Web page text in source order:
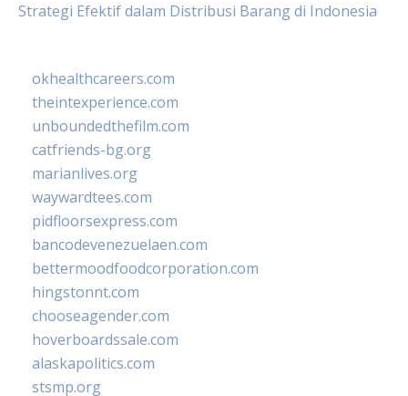
Strategi Efektif dalam Distribusi Barang di Indonesia
okhealthcareers.com
theintexperience.com
unboundedthefilm.com
catfriends-bg.org
marianlives.org
waywardtees.com
pidfloorsexpress.com
bancodevenezuelaen.com
bettermoodfoodcorporation.com
hingstonnt.com
chooseagender.com
hoverboardssale.com
alaskapolitics.com
stsmp.org